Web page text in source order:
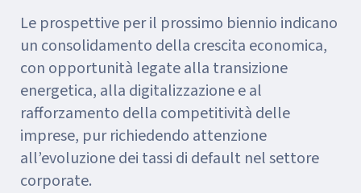
Le prospettive per il prossimo biennio indicano
un consolidamento della crescita economica,
con opportunità legate alla transizione
energetica, alla digitalizzazione e al
rafforzamento della competitività delle
imprese, pur richiedendo attenzione
all’evoluzione dei tassi di default nel settore
corporate.